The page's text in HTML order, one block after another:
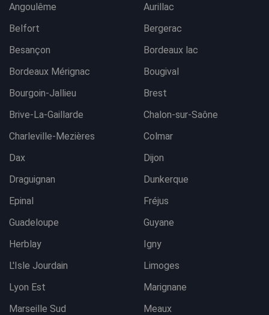
Angoulême
Aurillac
Belfort
Bergerac
Besançon
Bordeaux lac
Bordeaux Mérignac
Bougival
Bourgoin-Jallieu
Brest
Brive-La-Gaillarde
Chalon-sur-Saône
Charleville-Mezières
Colmar
Dax
Dijon
Draguignan
Dunkerque
Epinal
Fréjus
Guadeloupe
Guyane
Herblay
Igny
L'Isle Jourdain
Limoges
Lyon Est
Marignane
Marseille Sud
Meaux